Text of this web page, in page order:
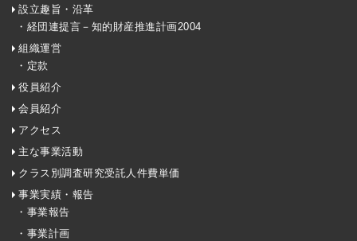
設立趣旨・沿革
・経団連提言－知的財産推進計画2004
組織運営
・定款
役員紹介
会員紹介
アクセス
主な事業活動
クラス別調査研究受託人件費単価
事業実績・報告
・事業報告
・事業計画